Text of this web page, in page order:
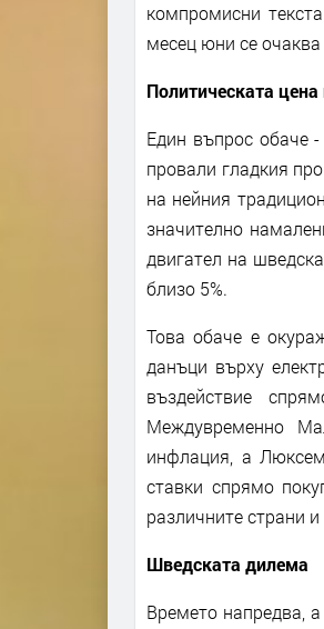
компромисни
месец юни се
Политическата цена
Един въпрос обаче
провали гладкия
на нейния
значително
двигател на
близо 5%.
Това обаче е
данъци върху
въздействие
Междувременно
инфлация, а
ставки спрямо
различните страни
Шведската дилема
Времето напредва,